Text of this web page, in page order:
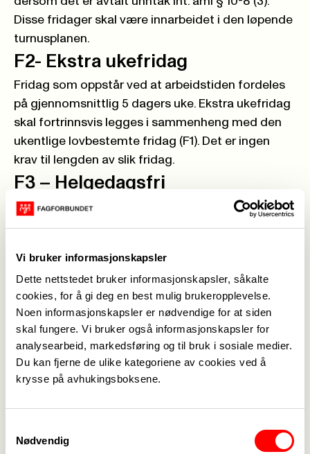
Vi bruker informasjonskapsler
Dette nettstedet bruker informasjonskapsler, såkalte
cookies, for å gi deg en best mulig brukeropplevelse.
Noen informasjonskapsler er nødvendige for at siden
skal fungere. Vi bruker også informasjonskapsler for
analysearbeid, markedsføring og til bruk i sosiale medier.
Du kan fjerne de ulike kategoriene av cookies ved å
krysse på avhukingsboksene.
Nødvendig
Disse fridager skal være innarbeidet i den løpende
turnusplanen.
F2- Ekstra ukefridag
Fridag som oppstår ved at arbeidstiden fordeles
på gjennomsnittlig 5 dagers uke. Ekstra ukefridag
skal fortrinnsvis legges i sammenheng med den
ukentlige lovbestemte fridag (F1). Det er ingen
krav til lengden av slik fridag.
F3 – Helgedagsfri
Arbeidsmiljølovens hovedregel er at alle så vidt
mulig skal ha fri på søn- og helgedager. I
søndagsarbeid, skal arbeidstakeren som har
utført søn- og helgedagsarbeids ha arbeidsfri
følgende søn- og helgedagsdøgn. Slik fritid gis
uten trekk i lønn. Det kan gis fritid utover dette.
Fritid som gis på helgedager pga. lovens
minimumsbestemmelser markeres med F3.
F4 – Godtgjøringsfri
delvis avspaseres, se tariffavtalen. Slik(e) fridag(er)